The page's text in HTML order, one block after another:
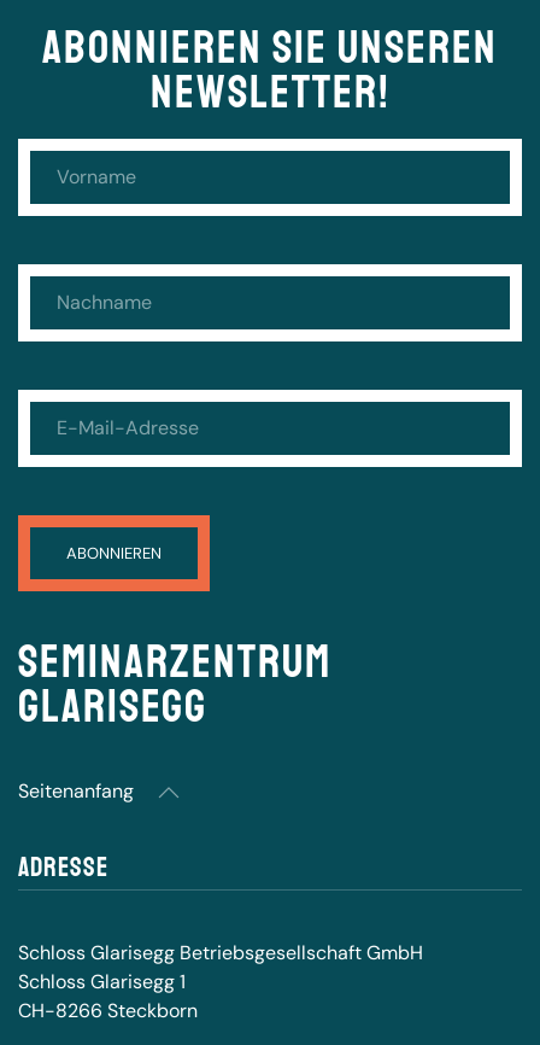
ABONNIEREN SIE UNSEREN
NEWSLETTER!
Seminarzentrum
Glarisegg
Seitenanfang
Adresse
Schloss Glarisegg Betriebsgesellschaft GmbH
Schloss Glarisegg 1
CH-8266 Steckborn